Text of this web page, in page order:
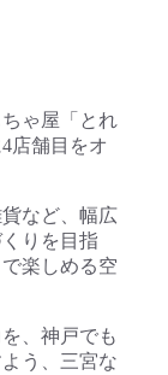
ゃ屋「とれ
店舗目をオ
など、幅広
りを目指
楽しめる空
、神戸でも
う、三宮な